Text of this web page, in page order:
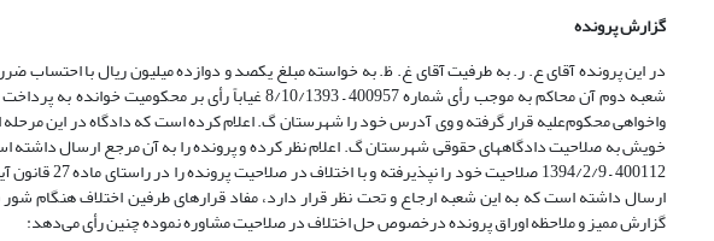
گزارش پرونده
در این پرونده آقای ع. ر. به طرفیت آقای غ. ظ. به خواسته مبلغ یکصد و دوازده میلیون ریال با
شعبه دوم آن محاکم به موجب رأی شماره 400957 – 8/10/1393
خویش به صلاحیت دادگاههای حقوقی شهرستان گ. اعلام نظر کرده و پرونده را به آن مرجع ارسال
400112 – 1394/
ارسال داشته است که به این شعبه ارجاع و تحت نظر قرار دارد، مفاد قرارهای طرفین اختلاف هنگام
گزارش ممیز و ملاحظه اوراق پرونده درخصوص حل اختلاف در صلاحیت مشاوره نموده چنین رأی می‌دهد: